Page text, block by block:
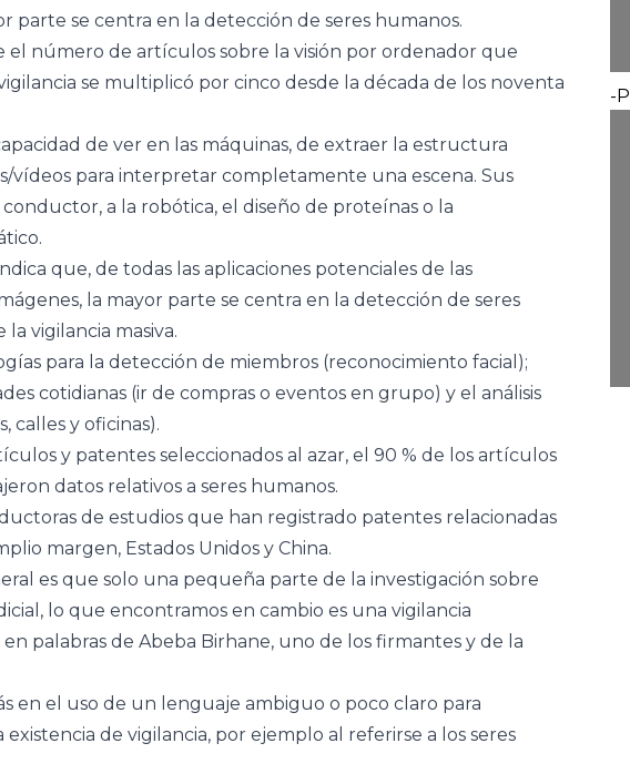
parte se centra en la detección de seres humanos.
el número de artículos sobre la visión por ordenador que
se multiplicó por cinco desde la década de los noventa
de ver en las máquinas, de extraer la estructura
vídeos para interpretar completamente una escena. Sus
a la robótica, el diseño de proteínas o la
que, de todas las aplicaciones potenciales de las
la mayor parte se centra en la detección de seres
vigilancia masiva.
para la detección de miembros (reconocimiento facial);
cotidianas (ir de compras o eventos en grupo) y el análisis
calles y oficinas).
y patentes seleccionados al azar, el 90 % de los artículos
datos relativos a seres humanos.
de estudios que han registrado patentes relacionadas
margen, Estados Unidos y China.
es que solo una pequeña parte de la investigación sobre
lo que encontramos en cambio es una vigilancia
palabras de Abeba Birhane, uno de los firmantes y de la
en el uso de un lenguaje ambiguo o poco claro para
de vigilancia, por ejemplo al referirse a los seres
-